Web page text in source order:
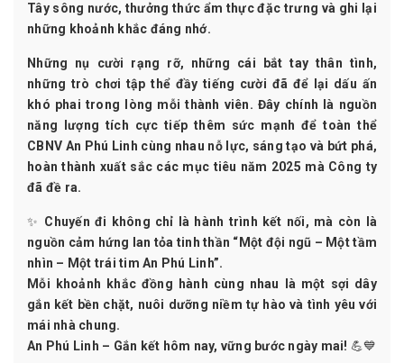
Tây sông nước, thưởng thức ẩm thực đặc trưng và ghi lại
những khoảnh khắc đáng nhớ.
Những nụ cười rạng rỡ, những cái bắt tay thân tình,
những trò chơi tập thể đầy tiếng cười đã để lại dấu ấn
khó phai trong lòng mỗi thành viên. Đây chính là nguồn
năng lượng tích cực tiếp thêm sức mạnh để toàn thể
CBNV An Phú Linh cùng nhau nỗ lực, sáng tạo và bứt phá,
hoàn thành xuất sắc các mục tiêu năm 2025 mà Công ty
đã đề ra.
✨ Chuyến đi không chỉ là hành trình kết nối, mà còn là
nguồn cảm hứng lan tỏa tinh thần “Một đội ngũ – Một tầm
nhìn – Một trái tim An Phú Linh”.
Mỗi khoảnh khắc đồng hành cùng nhau là một sợi dây
gắn kết bền chặt, nuôi dưỡng niềm tự hào và tình yêu với
mái nhà chung.
An Phú Linh – Gắn kết hôm nay, vững bước ngày mai! 💪💙